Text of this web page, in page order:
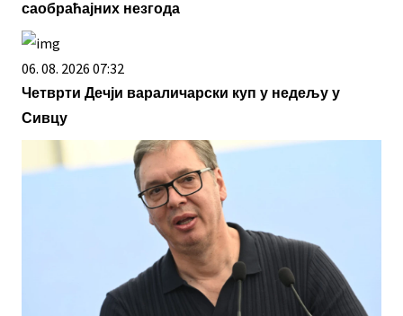
саобраћајних незгода
06. 08. 2026 07:32
Четврти Дечји вараличарски куп у недељу у
Сивцу